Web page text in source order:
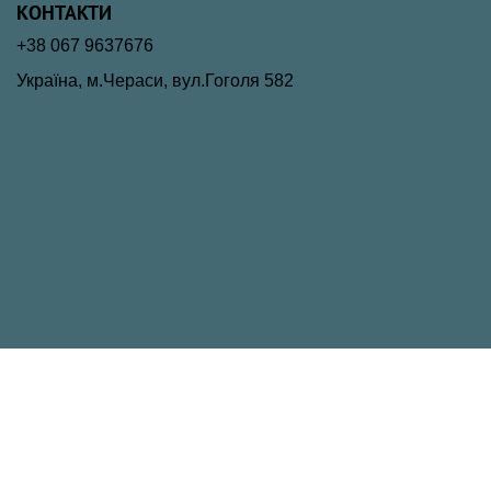
КОНТАКТИ
+38 067 9637676
Україна, м.Чераси, вул.Гоголя 582